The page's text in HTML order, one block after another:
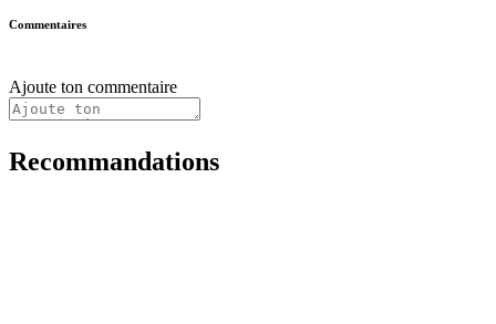
Commentaires
Ajoute ton commentaire
Recommandations